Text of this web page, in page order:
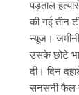
पड़ताल
की गई तीन
न्यूज।
उसके छोटे
दी। दिन
सनसनी फैल